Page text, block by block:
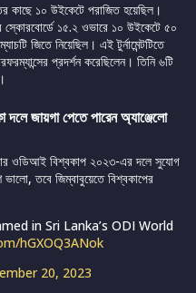
কাছে ১০ উইকেটে পরাজিত হয়েছিল।
স্কোরবোর্ডে ১৫.২ ওভারে ১০ উইকেটে ৫০
জিতে নিয়েছিল। এই টুর্নামেন্টটিতে
প্রদর্শন করেছিলেন। তিনি ৬টি
জায়গা পেতে পারেন অ্যাঞ্জেলো
ওডিআই বিশ্বকাপ ২০২৩-এর দলে সুযোগ
তবে জিম্বাবুয়েতে বিশ্বকাপের
in Sri Lanka’s ODI World
hGXOQ3ANok
20, 2023